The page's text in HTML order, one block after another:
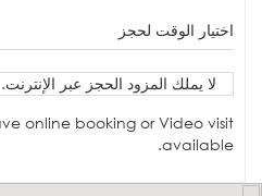
اختيار الوقت لحجز
لا يملك المزود الحجز عبر الإنترنت.
online booking or Video visit
available.